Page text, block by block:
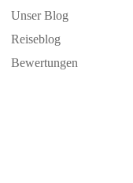
Unser Blog
Reiseblog
Bewertungen